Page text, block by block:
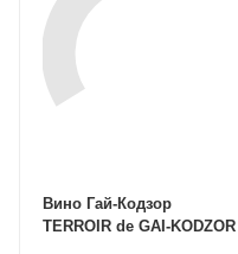
Вино Гай-Кодзор
TERROIR de GAI-KODZOR